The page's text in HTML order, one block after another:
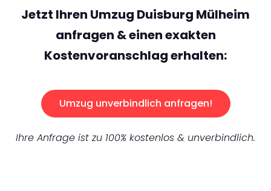
Jetzt Ihren Umzug Duisburg Mülheim
anfragen & einen exakten
Kostenvoranschlag erhalten:
Umzug unverbindlich anfragen!
Ihre Anfrage ist zu 100% kostenlos & unverbindlich.